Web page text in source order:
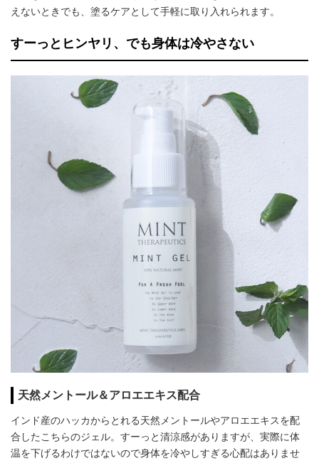
えないときでも、塗るケアとして手軽に取り入れられます。
すーっとヒンヤリ、でも身体は冷やさない
天然メントール＆アロエエキス配合
インド産のハッカからとれる天然メントールやアロエエキスを配
合したこちらのジェル。すーっと清涼感がありますが、実際に体
温を下げるわけではないので身体を冷やしすぎる心配はありませ